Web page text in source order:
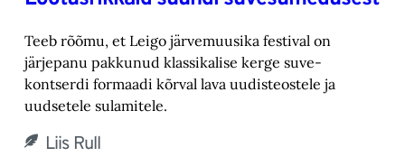
Teeb rõõmu, et Leigo järvemuusika festival on
järjepanu pakkunud klassikalise kerge suve-‎
kontserdi formaadi kõrval lava uudisteostele ja
uudsetele sulamitele.‎
Liis Rull